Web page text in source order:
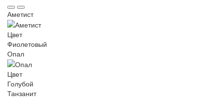
Аметист
Цвет
Фиолетовый
Опал
Цвет
Голубой
Танзанит